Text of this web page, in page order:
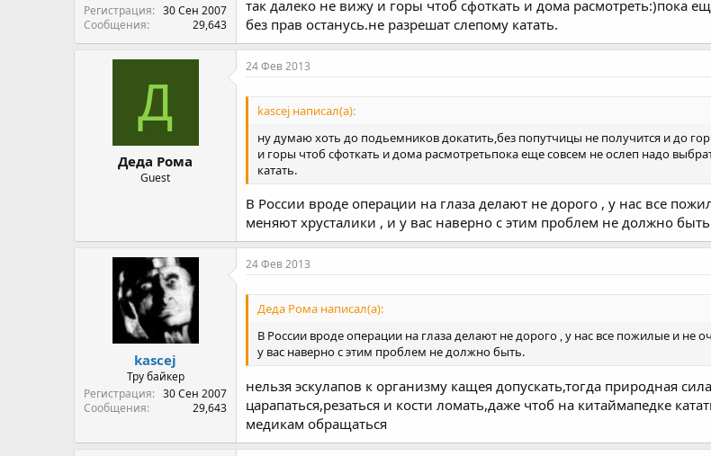
Регистрация
30 Сен 2007
Сообщения
29,643
так далеко не вижу и горы чтоб сфоткать и дома расмотреть:)пока
без прав останусь.не разрешат слепому катать.
Д
Деда Рома
Guest
24 Фев 2013
kascej написал(а):
ну думаю хоть до подьемников докатить,без попутчицы не получится и до
и горы чтоб сфоткать и дома расмотретьпока еще совсем не ослеп надо
катать.
В России вроде операции на глаза делают не дорого , у нас все
меняют хрусталики , и у вас наверно с этим проблем не должно
kascej
Тру байкер
Регистрация
30 Сен 2007
Сообщения
29,643
24 Фев 2013
Деда Рома написал(а):
В России вроде операции на глаза делают не дорого , у нас все пожилые и
у вас наверно с этим проблем не должно быть.
нельзя эскулапов к организму кащея допускать,тогда природная
царапаться,резаться и кости ломать,даже чтоб на китаймапедке
медикам обращаться